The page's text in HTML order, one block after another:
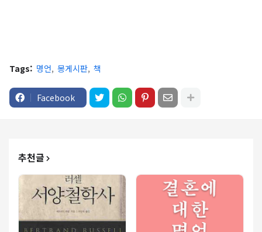
Tags: 명언 몽게시판 책
Facebook
추천글